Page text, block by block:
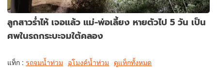
ลูกสาวร่ำไห้ เจอแล้ว แม่-พ่อเลี้ยง หายตัวไป 5 วัน เป็น
ศพในรถกระบะจมใต้คลอง
แท็ก : รถจมน้ำท่วม อุโมงค์น้ำท่วม ดูแท็กทั้งหมด